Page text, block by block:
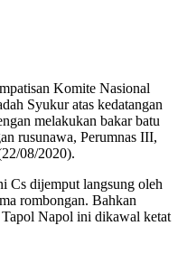
Komite Nasional
Syukur atas kedatangan
melakukan bakar batu
rusunawa, Perumnas III,
08/2020).
Cs dijemput langsung oleh
rombongan. Bahkan
Napol ini dikawal ketat